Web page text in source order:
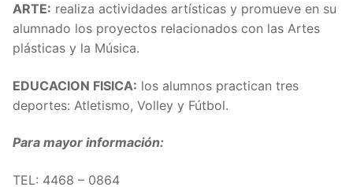
ARTE: realiza actividades artísticas y promueve en su
alumnado los proyectos relacionados con las Artes
plásticas y la Música.
EDUCACION FISICA: los alumnos practican tres
deportes: Atletismo, Volley y Fútbol.
Para mayor información:
TEL: 4468 – 0864